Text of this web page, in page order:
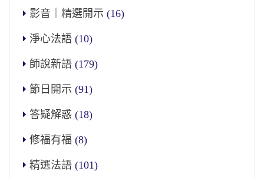
影音｜精選開示 (16)
淨心法語 (10)
師說新語 (179)
節日開示 (91)
答疑解惑 (18)
修福有福 (8)
精選法語 (101)